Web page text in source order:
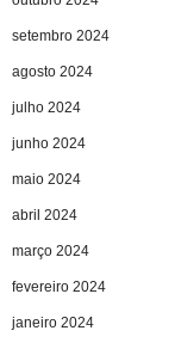
setembro 2024
agosto 2024
julho 2024
junho 2024
maio 2024
abril 2024
março 2024
fevereiro 2024
janeiro 2024